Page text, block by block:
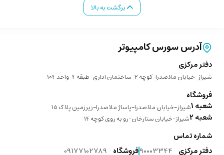
برگشت به بالا
آدرس سورس کامپیوتر
دفتر مرکزی
شیراز-خیابان ملاصدرا-کوچه 2-ساختمان اداری-طبقه 4-واحد 104
فروشگاه
شعبه 1 شیراز-خیابان ملاصدرا-پاساژ ملاصدرا-زیرزمین پلاک 15
شعبه 2 شیراز-خیابان ستارخان-رو به روی کوچه 14
شماره تماس
دفتر مرکزی
90003344فروشگاه 09177102789